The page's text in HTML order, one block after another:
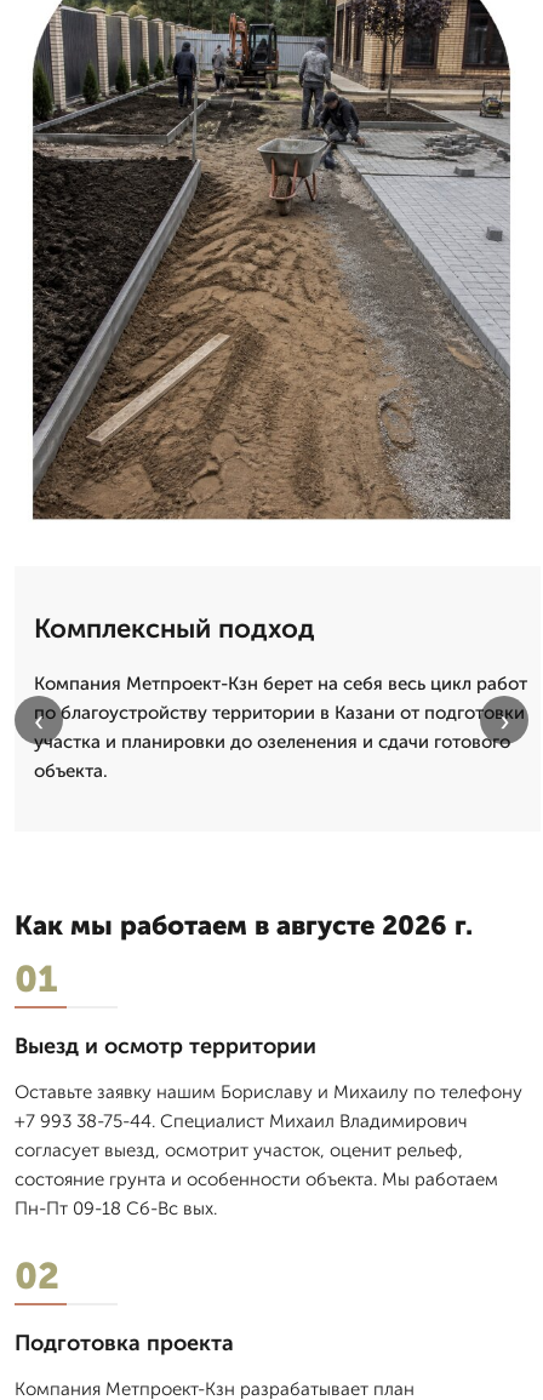
Комплексный подход
Компания Метпроект-Кзн берет на себя весь цикл работ
по благоустройству территории в Казани от подготовки
участка и планировки до озеленения и сдачи готового
объекта.
‹ ›
Как мы работаем в августе 2026 г.
01
Выезд и осмотр территории
Оставьте заявку нашим Бориславу и Михаилу по телефону
+7 993 38-75-44. Специалист Михаил Владимирович
согласует выезд, осмотрит участок, оценит рельеф,
состояние грунта и особенности объекта. Мы работаем
Пн-Пт 09-18 Сб-Вс вых.
02
Подготовка проекта
Компания Метпроект-Кзн разрабатывает план